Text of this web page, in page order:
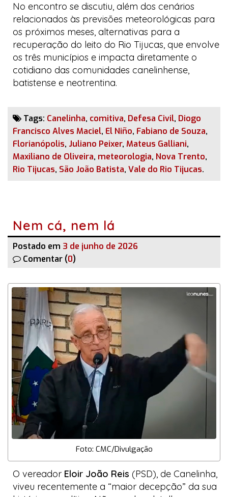
No encontro se discutiu, além dos cenários
relacionados às previsões meteorológicas para
os próximos meses, alternativas para a
recuperação do leito do Rio Tijucas, que envolve
os três municípios e impacta diretamente o
cotidiano das comunidades canelinhense,
batistense e neotrentina.
Tags: Canelinha, comitiva, Defesa Civil, Diogo
Francisco Alves Maciel, El Niño, Fabiano de Souza,
Florianópolis, Juliano Peixer, Mateus Galliani,
Maxiliano de Oliveira, meteorologia, Nova Trento,
Rio Tijucas, São João Batista, Vale do Rio Tijucas.
Nem cá, nem lá
Postado em 3 de junho de 2026
Comentar (0)
Foto: CMC/Divulgação
O vereador Eloir João Reis (PSD), de Canelinha,
viveu recentemente a “maior decepção” da sua